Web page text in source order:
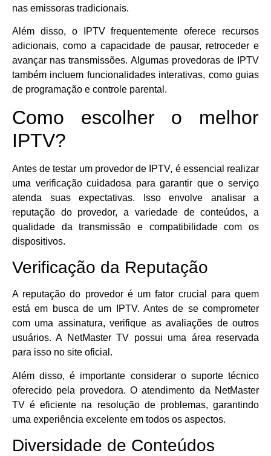
nas emissoras tradicionais.
Além disso, o IPTV frequentemente oferece recursos
adicionais, como a capacidade de pausar, retroceder e
avançar nas transmissões. Algumas provedoras de IPTV
também incluem funcionalidades interativas, como guias
de programação e controle parental.
Como escolher o melhor
IPTV?
Antes de testar um provedor de IPTV, é essencial realizar
uma verificação cuidadosa para garantir que o serviço
atenda suas expectativas. Isso envolve analisar a
reputação do provedor, a variedade de conteúdos, a
qualidade da transmissão e compatibilidade com os
dispositivos.
Verificação da Reputação
A reputação do provedor é um fator crucial para quem
está em busca de um IPTV. Antes de se comprometer
com uma assinatura, verifique as avaliações de outros
usuários. A NetMaster TV possui uma área reservada
para isso no site oficial.
Além disso, é importante considerar o suporte técnico
oferecido pela provedora. O atendimento da NetMaster
TV é eficiente na resolução de problemas, garantindo
uma experiência excelente em todos os aspectos.
Diversidade de Conteúdos